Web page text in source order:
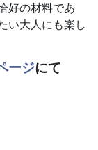
好の材料であ
い大人にも楽し
ージにて